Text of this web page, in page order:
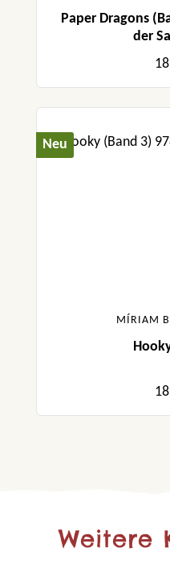
Paper Dragons
der
Neu
MÍRIAM
Weitere